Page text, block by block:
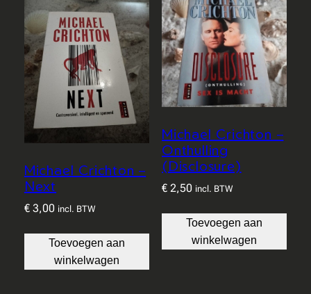
Michael Crichton –
Next
€3,00 incl. BTW
Toevoegen aan
winkelwagen
Michael Crichton –
Onthulling
(Disclosure)
€ 2,50 incl. BTW
Toevoegen aan
winkelwagen